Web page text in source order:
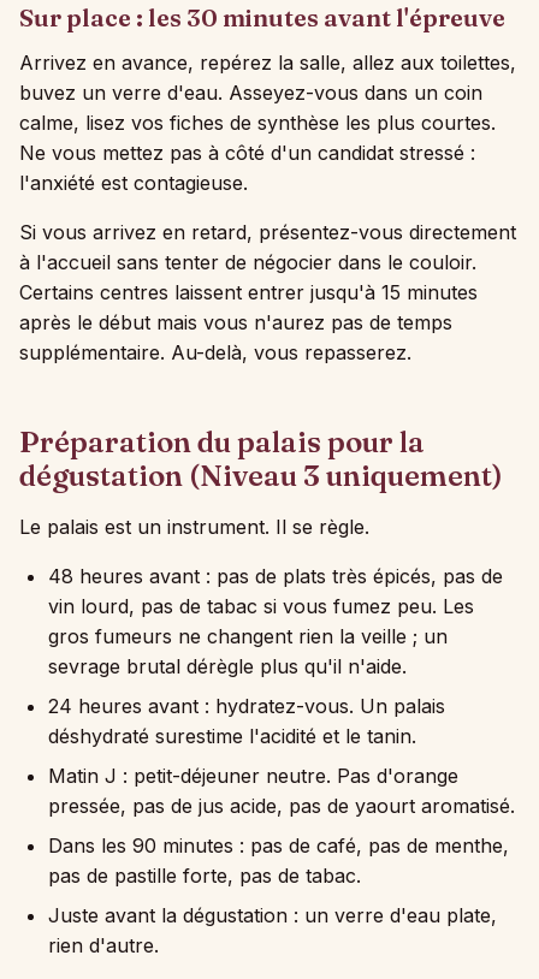
Sur place : les 30 minutes avant l'épreuve
Arrivez en avance, repérez la salle, allez aux toilettes,
buvez un verre d'eau. Asseyez-vous dans un coin
calme, lisez vos fiches de synthèse les plus courtes.
Ne vous mettez pas à côté d'un candidat stressé :
l'anxiété est contagieuse.
Si vous arrivez en retard, présentez-vous directement
à l'accueil sans tenter de négocier dans le couloir.
Certains centres laissent entrer jusqu'à 15 minutes
après le début mais vous n'aurez pas de temps
supplémentaire. Au-delà, vous repasserez.
Préparation du palais pour la
dégustation (Niveau 3 uniquement)
Le palais est un instrument. Il se règle.
48 heures avant : pas de plats très épicés, pas de
vin lourd, pas de tabac si vous fumez peu. Les
gros fumeurs ne changent rien la veille ; un
sevrage brutal dérègle plus qu'il n'aide.
24 heures avant : hydratez-vous. Un palais
déshydraté surestime l'acidité et le tanin.
Matin J : petit-déjeuner neutre. Pas d'orange
pressée, pas de jus acide, pas de yaourt aromatisé.
Dans les 90 minutes : pas de café, pas de menthe,
pas de pastille forte, pas de tabac.
Juste avant la dégustation : un verre d'eau plate,
rien d'autre.